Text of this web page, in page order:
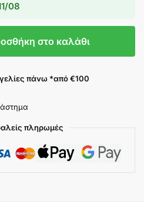
08
στο καλάθι
πάνω *από €100
πληρωμές